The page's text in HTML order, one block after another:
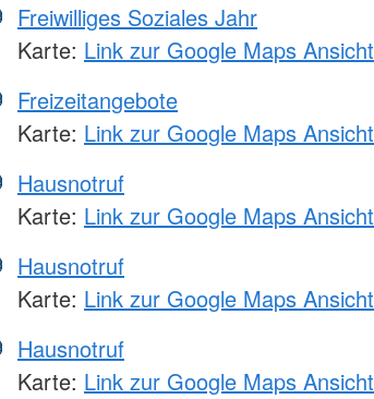
Freiwilliges Soziales Jahr
Karte: Link zur Google Maps Ansicht
Freizeitangebote
Karte: Link zur Google Maps Ansicht
Hausnotruf
Karte: Link zur Google Maps Ansicht
Hausnotruf
Karte: Link zur Google Maps Ansicht
Hausnotruf
Karte: Link zur Google Maps Ansicht